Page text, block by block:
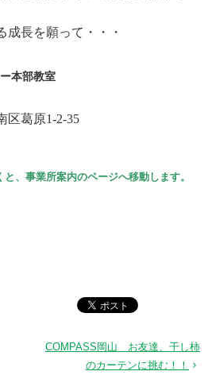
成長を願って・・・
本部教室
原1-2-35
、事業所案内のページへ移動します。
COMPASS岡山 お友達、干し柿
のカーテンに挑む！！